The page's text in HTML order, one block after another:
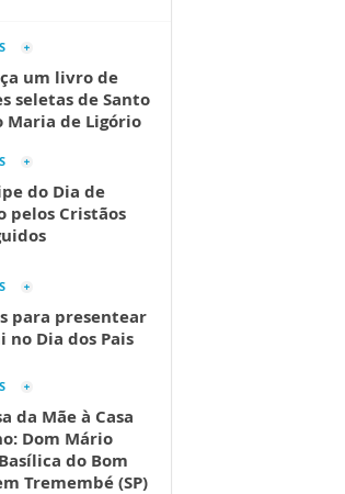
um livro de
seletas de Santo
Maria de Ligório
do Dia de
pelos Cristãos
para presentear
no Dia dos Pais
da Mãe à Casa
Dom Mário
do Bom
Tremembé (SP)